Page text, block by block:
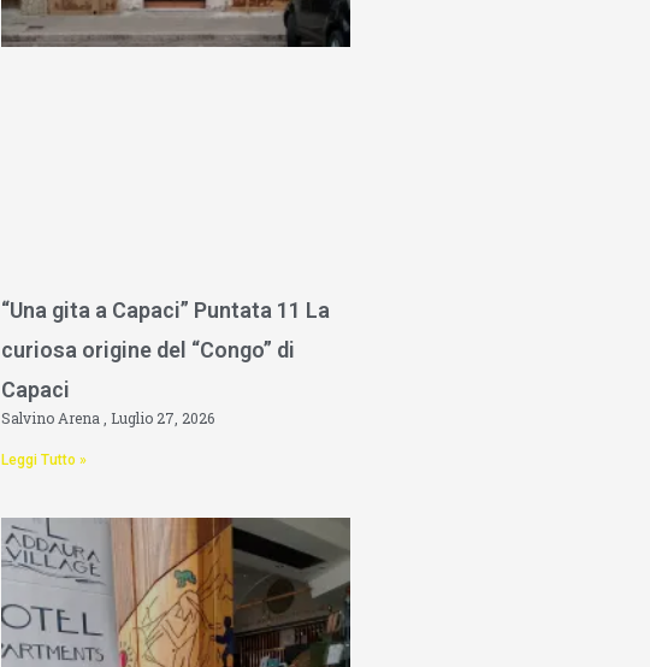
“Una gita a Capaci” Puntata 11 La
curiosa origine del “Congo” di
Capaci
Salvino Arena Luglio 27, 2026
Leggi Tutto »